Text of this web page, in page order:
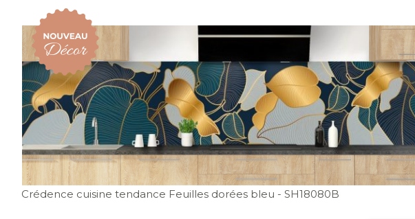
Crédence cuisine tendance Feuilles dorées bleu - SH18080B